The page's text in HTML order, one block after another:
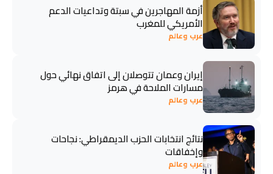
أزمة المهاجرين في سبتة وتداعيات الدعم
الأمريكي للمغرب
عرب وعالم
إيران وعمان تتوصلان إلى اتفاق نهائي حول
مسارات الملاحة في هرمز
عرب وعالم
نتائج انتخابات الحزب الديمقراطي: نجاحات
وإخفاقات
عرب وعالم